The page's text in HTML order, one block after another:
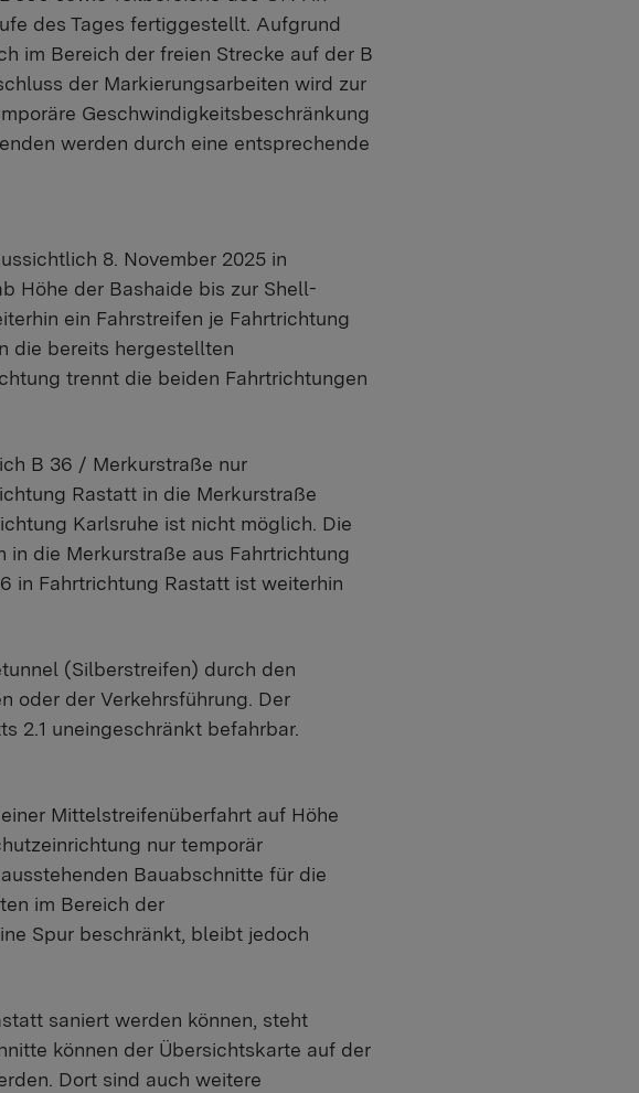
des Tages fertiggestellt. Aufgrund
im Bereich der freien Strecke auf der B
der Markierungsarbeiten wird zur
Geschwindigkeitsbeschränkung
werden durch eine entsprechende
8. November 2025 in
Höhe der Bashaide bis zur Shell-
ein Fahrstreifen je Fahrtrichtung
die bereits hergestellten
trennt die beiden Fahrtrichtungen
B 36 / Merkurstraße nur
Rastatt in die Merkurstraße
Karlsruhe ist nicht möglich. Die
die Merkurstraße aus Fahrtrichtung
in Fahrtrichtung Rastatt ist weiterhin
(Silberstreifen) durch den
oder der Verkehrsführung. Der
2.1 uneingeschränkt befahrbar.
Mittelstreifenüberfahrt auf Höhe
nur temporär
Bauabschnitte für die
im Bereich der
Spur beschränkt, bleibt jedoch
saniert werden können, steht
können der Übersichtskarte auf der
Dort sind auch weitere